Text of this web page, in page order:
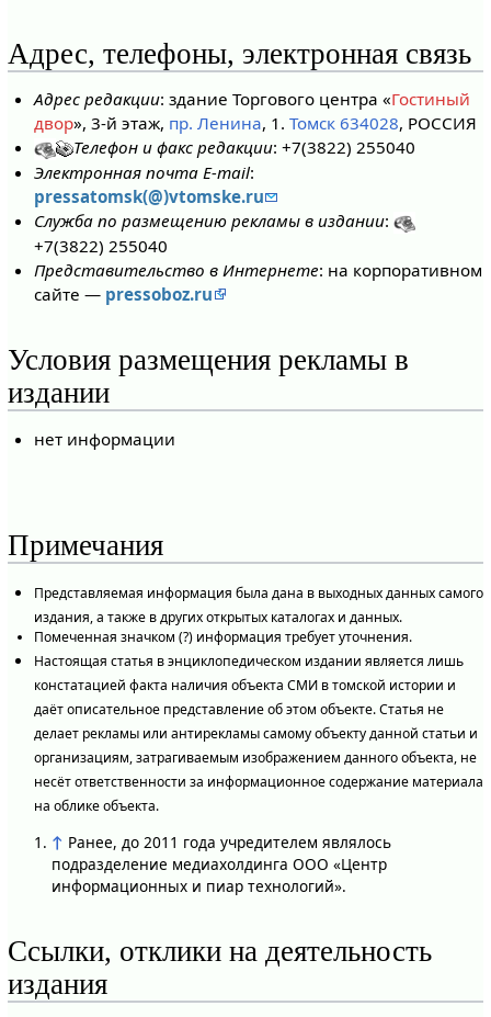
Адрес, телефоны, электронная связь
Адрес редакции: здание Торгового центра «Гостиный
двор», 3-й этаж, пр. Ленина, 1.Томск 634028, РОССИЯ
Телефон и факс редакции: +7(3822) 255040
Электронная почта E-mail:
pressatomsk(@)vtomske.ru
Служба по размещению рекламы в издании:
+7(3822) 255040
Представительство в Интернете: на корпоративном
сайте — pressoboz.ru
Условия размещения рекламы в
издании
нет информации
Примечания
Представляемая информация была дана в выходных данных самого
издания, а также в других открытых каталогах и данных.
Помеченная значком (?) информация требует уточнения.
Настоящая статья в энциклопедическом издании является лишь
констатацией факта наличия объекта СМИ в томской истории и
даёт описательное представление об этом объекте. Статья не
делает рекламы или антирекламы самому объекту данной статьи и
организациям, затрагиваемым изображением данного объекта, не
несёт ответственности за информационное содержание материала
на облике объекта.
↑ Ранее, до 2011 года учредителем являлось
подразделение медиахолдинга ООО «Центр
информационных и пиар технологий».
Ссылки, отклики на деятельность
издания